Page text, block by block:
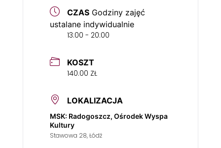
CZAS Godziny zajęć
ustalane indywidualnie
13:00 - 20:00
KOSZT
140.00 ZŁ
LOKALIZACJA
MSK: Radogoszcz, Ośrodek Wyspa
Kultury
Stawowa 28, Łódź